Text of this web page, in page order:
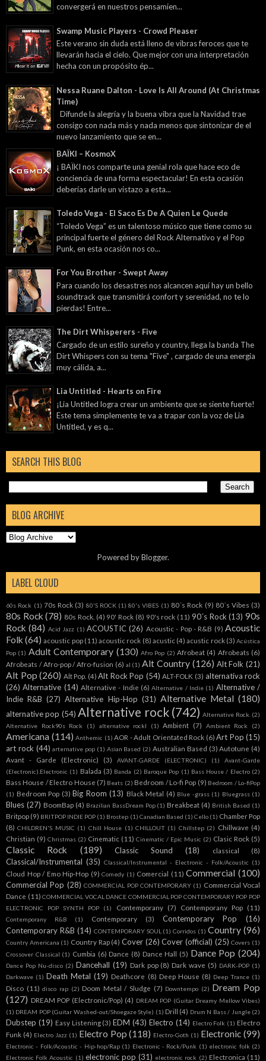
hecha con un propósito ép...
Nessa Ruane Dalton - Love Is All Around (At Christmas
Time)
Difunde la alegría y la buena vibra que la Navidad trae
consigo con nada más y nada menos que sintonizar de el
BAÏKI – KosmoX
¡ BAÏKI nos comparte una genial rola que hace eco de
conciencia de una forma espectacular! En esta ocasión
deberías darle un vistazo a esta...
Toledo Vega - El Saco Es De A Quien Le Quede
“Toledo Vega” es un talentoso músico que tiene como su
principal fuerte el género del Rock Alternativo y el Pop
Punk, en esta ocasión nos co...
For You Brother - Swept Away
Para cuando los desastres nos alcancen aquí hay un bello
soundtrack que transmitirá confort y serenidad, no te lo
pierdas! Entre...
The Dirt Whisperers - Five
Cargado de un estilo sureño y country, llega la banda The
Dirt Whispers con su tema "Five" , cargado de una energía
muy cálida, a...
Lia Untitled - Hearts on Fire
¡Lia Untitled logra crear un ambiente que se siente fuerte!
Este tema simplemente te va a trapar con la voz de Lia
Untitled, y es q...
SEARCH THIS BLOG
BLOG ARCHIVE
LABEL CLOUD
60s Rock (1) 70s Rock (3)
(4) 90' Rock (8) 90's rock
Folk (64) acoustic pop
Pop (1) Adult Contemporary (130) Afro Pop (2) Afrobeat (4) Afrobeats (6)
Afrobeats / Afro-pop / Afro-fusion(6) al (1) Alt Country (126) Alt Folk (21)
Alt Pop(260) Alt Pop.(4) Alt Rock Pop (54) ALT-FOLK(3)alternativa rock
(26) Alternative (14) Alternative - Indie (6) Alternative / Indie (1)
Alternative /
Indie R&B
(27) Alternative Hip-Hop (31) Alternative Metal (180)
alternative pop (54) Alternative rock(742) Alternative Rock. (2)
Alternative Rock90s Rock (1) alternative rockl (1) Ambient (7) Ambient Rock (2)
Americana(114) Anthemic (1) AOR - Adult Orientated Rock (6)Art Pop (15)
art rock (44) arternative pop (1) Asian Based (2) Australian Based(3)Autotune(4)
Avant - Garde (Electronic)
(3) AVANT-GARDE (ELECTRONIC) (1)
Avant-Garde
(Electronic).Electronic (1) Balada (3) Banda (2) Baroque Pop (1) Bass House / Electro (2)
Bass House / Electro House Bedroom / Lo-fi Pop(9)
Bedroom / Lo-fiPop
(1)
Bedroom Pop (3) Big Room Black Metal Blue -grass (1) Bluegrass (1)
Blues (27) BoomBap Breakbeat (4) British Based (1)
BRITPOP INDIE POP (1) Brostep
Chill House
Christmas Cinematic Cinematic / Epic Music (2)
Classic Rock (189) Classic Sound classical (8)
Classical/Instrumental Classical/Instrumental - Electronic - Folk/Acoustic (1)
Cloud Hop / Emo Hip-Hop (9) Comedy (1) Comercial (11) Commercial (100)
Commercial Pop (28) COMMERCIAL POP CONTEMPORARY (1)
Commercial Vocal
Dance
(11) COMMERCIAL VOCAL DANCE COMMERCIAL POP CONTEMPORARY POP POP
ELECTRONIC POP SYNTH POP
Contemporany (7) Contemporany Pop (11)
Contemporany R&B (1) Contemporary
(16)
Contemporary R&B
(14) CONTEMPORARY SOUL (1) Corridos (1) Country (96)
Country Americana (1) Country Rap Cover (official) Covers
(1)
Crossover Classical
(1) Cumbia (6) Dance (8) Dance Hall (5) Dance Pop (204)
Dance Pop Nu-disco (2) Dancehall (19) Dark pop (8) Dark wave DARK-POP (1)
Darkwave
Death Metal (19) (8) Deep House (8) Deep Trance (1)
Disco (11) disco rap (2) Doom Metal / Sludge (7) Downtempo (2) Dream Pop
(127)
DREAM POP (Electronic/Pop) (4) DREAM POP (Guitar Dreamy Mellow Vibes)
(1)
DREAM POP (Guitar Washed-out/Shoegaze Style) Drill (4) Drum N Bass / Jungle (2)
Dubstep (19) Easy Listening (3) EDM (43) Electro (14) Electro Folk (1) Electro
Funk
Electro Jazz (1) Electro Pop (118) Electro-Goth (1) Electronic (99)
Electronic - Folk/Acoustic - Hip-hop/Rap (1) Electronic - Rock/Punk (1) electronic folk (2)
Electronic Folk Acoustic (1) electronic pop electronic rock (11)
Electrónica (2) Electronicore (3) ElectroPop (1) Emo (89) Emo Pop (1)
Emo Pop Rock
(9)Emo Rap (1)emo rock (5) entrevistas (1) epic (16) Europe Based (5)Eurovision
Experimental EXPERIMENTAL (ELECTRONIC) Experimental (General) (1)
Experimental Electronic (8) Female Vocals (6) Flamenco pop (1) Folk (72)
Folk
Acoustic
(9) Folk Acústica (2)Folk Pop (52) Folk Punk (11) Folk Rock(85) Folk